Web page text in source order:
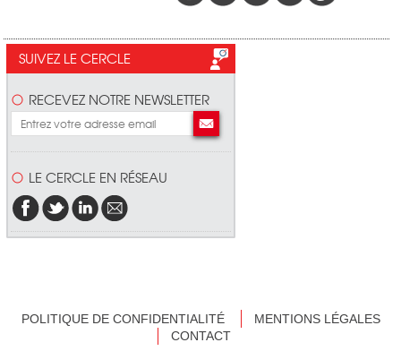
SUIVEZ LE CERCLE
RECEVEZ NOTRE NEWSLETTER
LE CERCLE EN RÉSEAU
POLITIQUE DE CONFIDENTIALITÉ
MENTIONS LÉGALES
CONTACT